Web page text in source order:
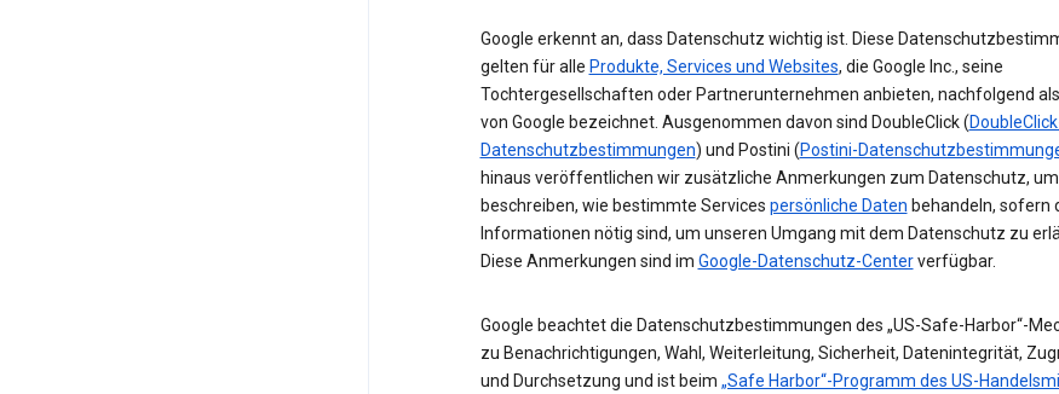
Google erkennt an, dass Datenschutz wichtig ist. Diese
gelten für alle Produkte, Services und Websites, die Google Inc., seine
Tochtergesellschaften oder Partnerunternehmen anbieten, nachfolgend als
von Google bezeichnet. Ausgenommen davon sind DoubleClick (
Datenschutzbestimmungen) und Postini (Postini-
hinaus veröffentlichen wir zusätzliche Anmerkungen zum Datenschutz,
beschreiben, wie bestimmte Services persönliche Daten behandeln, sofern
Informationen nötig sind, um unseren Umgang mit dem Datenschutz zu
Diese Anmerkungen sind im Google-Datenschutz-Centerverfügbar.
Google beachtet die Datenschutzbestimmungen des „US-Safe-Harbor“-
zu Benachrichtigungen, Wahl, Weiterleitung, Sicherheit, Datenintegrität,
und Durchsetzung und ist beim „Safe Harbor“-Programm des US-